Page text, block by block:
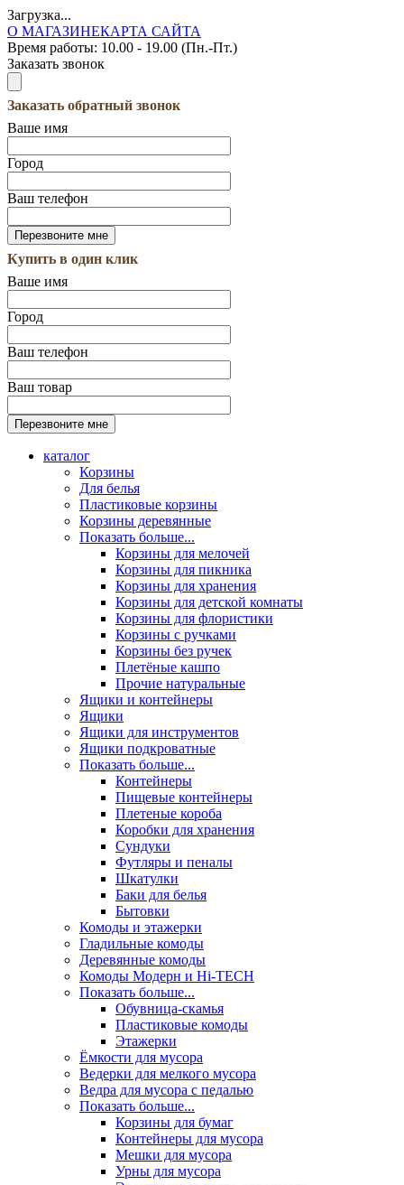
Загрузка...
О МАГАЗИНЕКАРТА САЙТА
Время работы: 10.00 - 19.00 (Пн.-Пт.)
Заказать звонок
Заказать обратный звонок
Ваше имя
Город
Ваш телефон
Купить в один клик
Ваше имя
Город
Ваш телефон
Ваш товар
каталог
Корзины
Для белья
Пластиковые корзины
Корзины деревянные
Показать больше...
Корзины для мелочей
Корзины для пикника
Корзины для хранения
Корзины для детской комнаты
Корзины для флористики
Корзины с ручками
Корзины без ручек
Плетёные кашпо
Прочие натуральные
Ящики и контейнеры
Ящики
Ящики для инструментов
Ящики подкроватные
Показать больше...
Контейнеры
Пищевые контейнеры
Плетеные короба
Коробки для хранения
Сундуки
Футляры и пеналы
Шкатулки
Баки для белья
Бытовки
Комоды и этажерки
Гладильные комоды
Деревянные комоды
Комоды Модерн и Hi-TECH
Показать больше...
Обувница-скамья
Пластиковые комоды
Этажерки
Ёмкости для мусора
Ведерки для мелкого мусора
Ведра для мусора с педалью
Показать больше...
Корзины для бумаг
Контейнеры для мусора
Мешки для мусора
Урны для мусора